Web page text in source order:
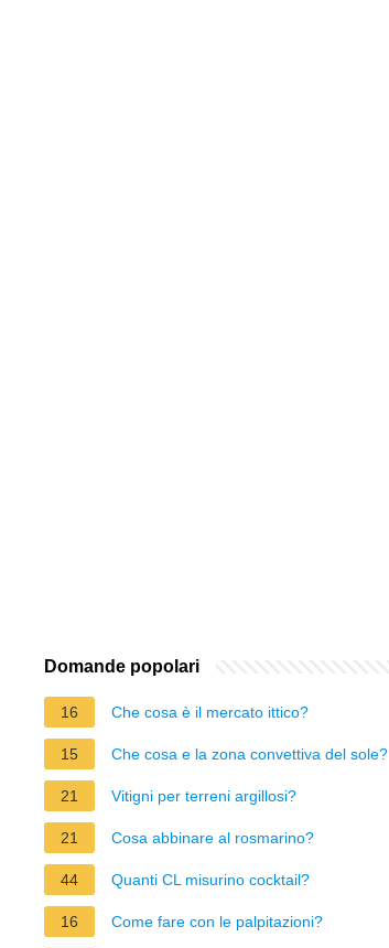
Domande popolari
16 Che cosa è il mercato ittico?
15 Che cosa e la zona convettiva del sole?
21 Vitigni per terreni argillosi?
21 Cosa abbinare al rosmarino?
44 Quanti CL misurino cocktail?
16 Come fare con le palpitazioni?